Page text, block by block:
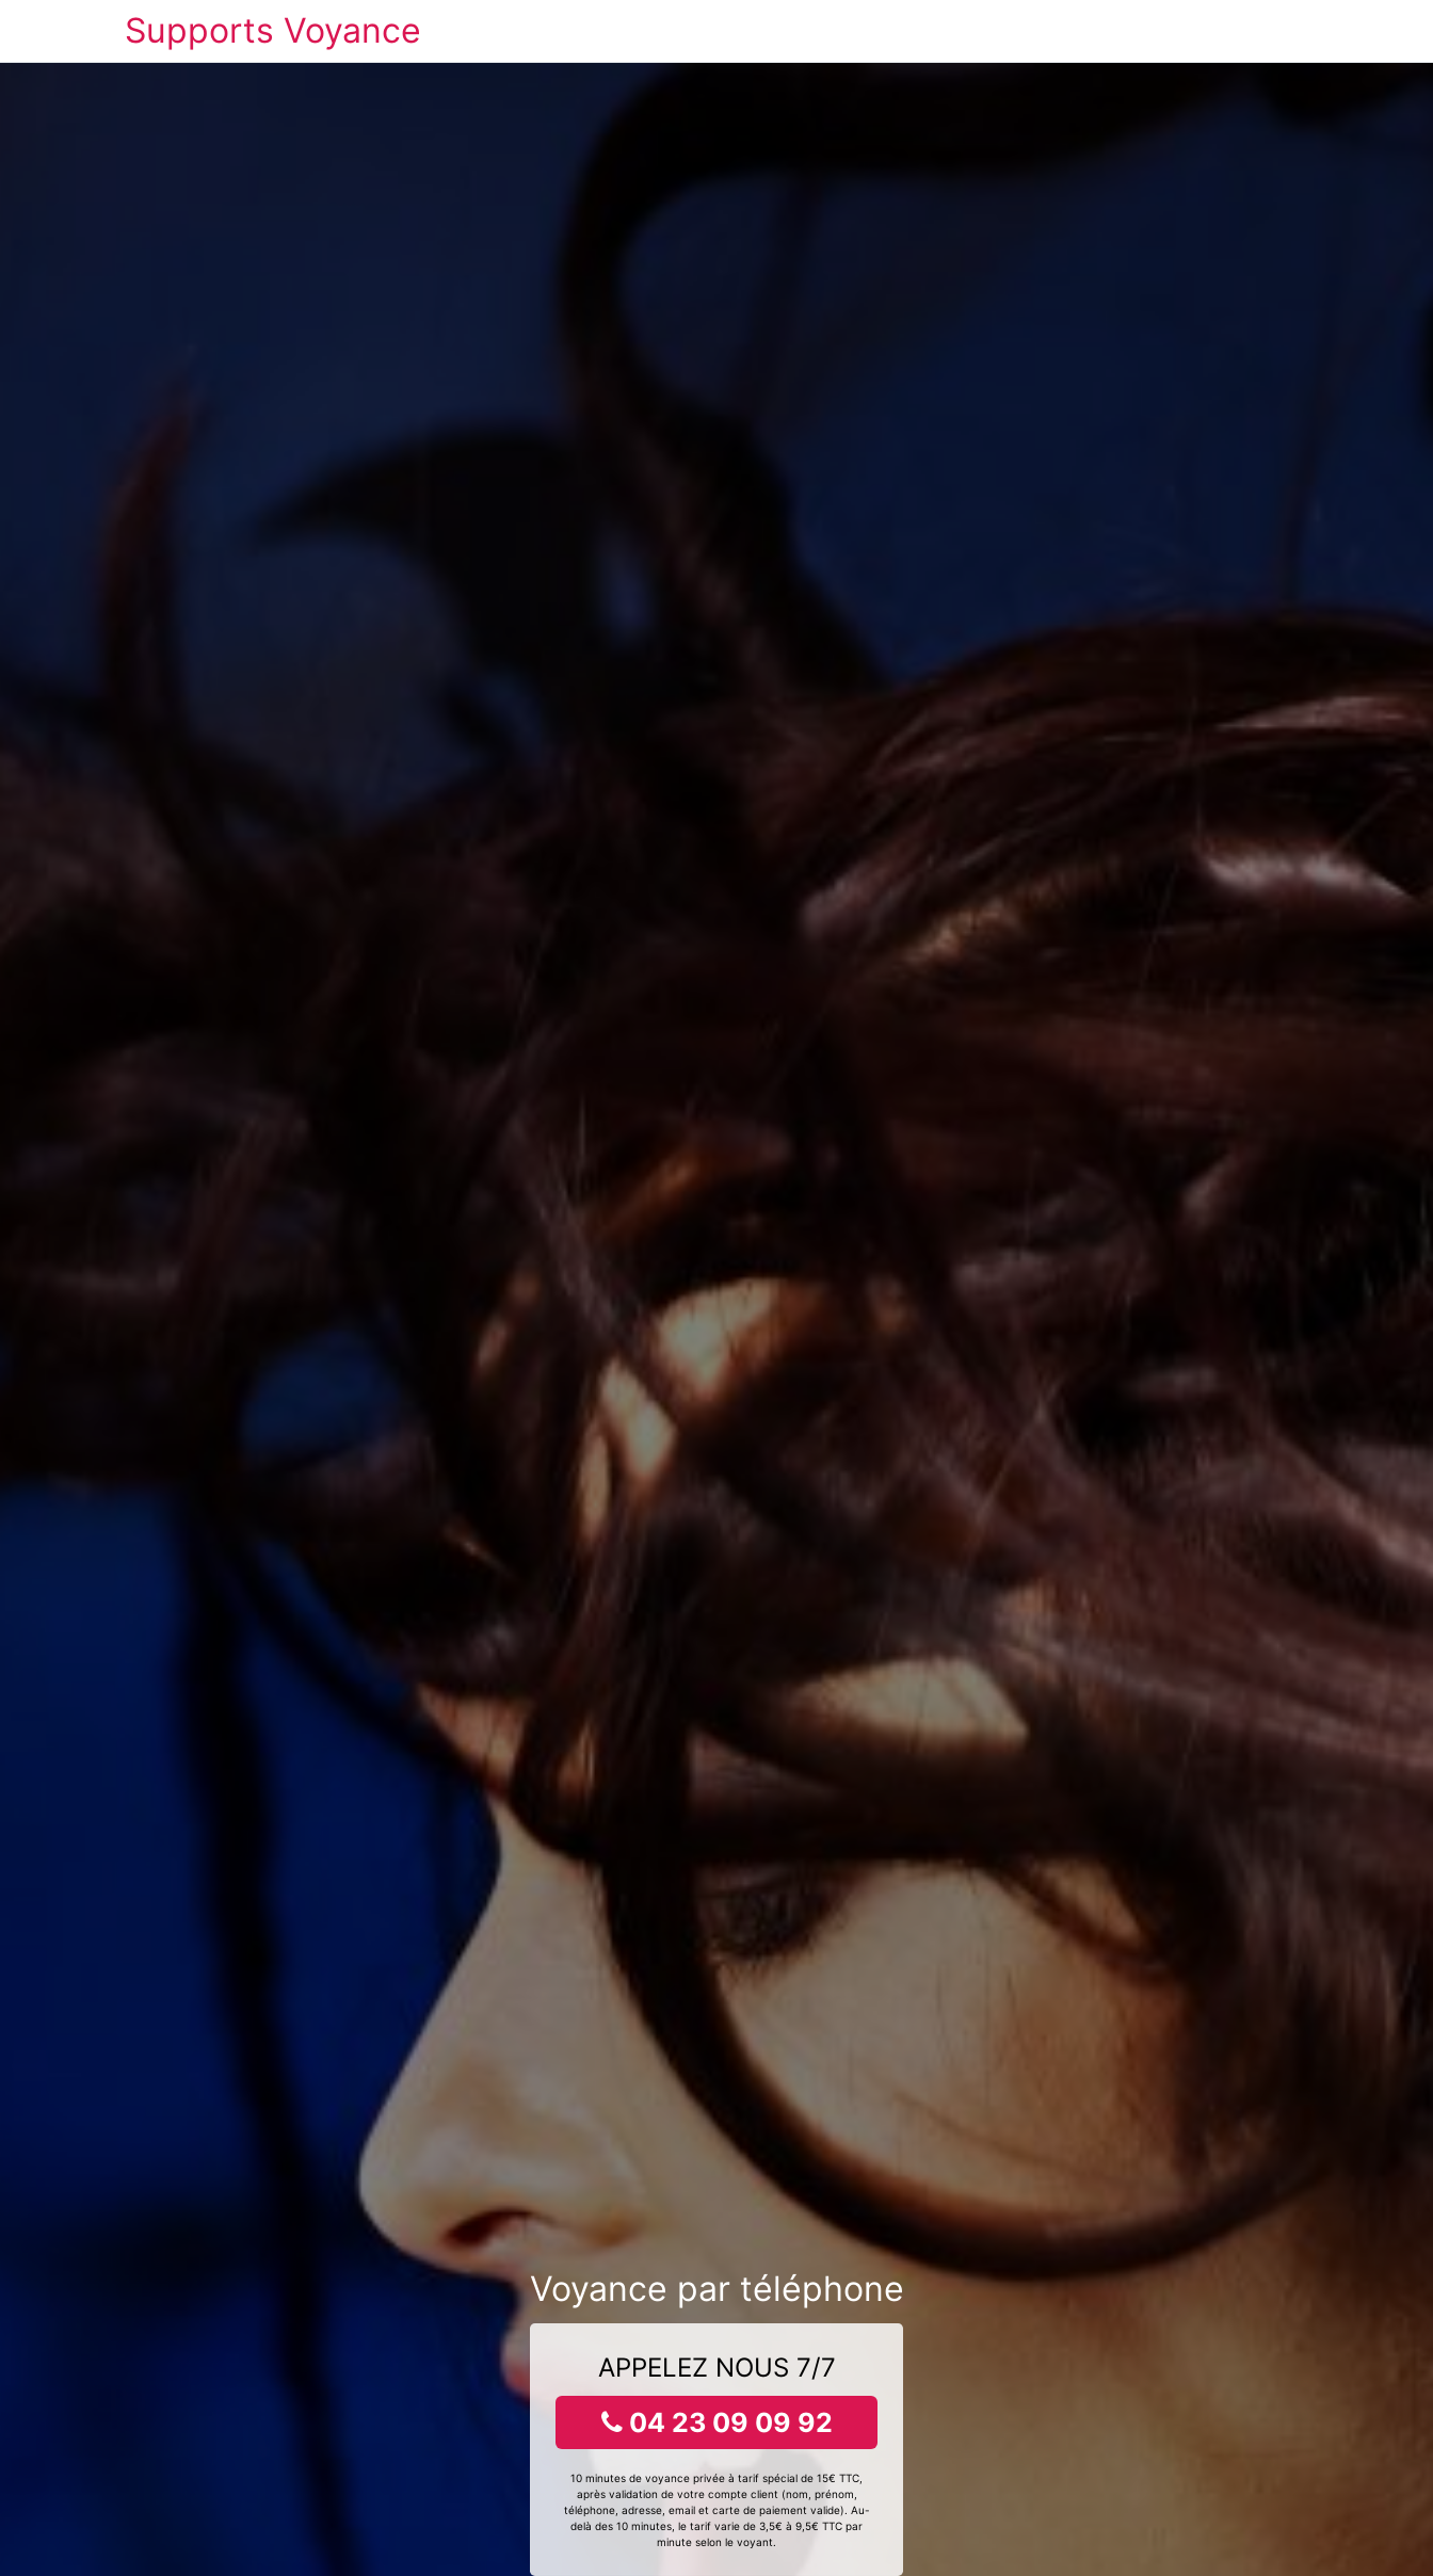
Supports Voyance
Voyance par téléphone
APPELEZ NOUS 7/7
04 23 09 09 92
10 minutes de voyance privée à tarif spécial de 15€ TTC,
après validation de votre compte client (nom, prénom,
téléphone, adresse, email et carte de paiement valide). Au-
delà des 10 minutes, le tarif varie de 3,5€ à 9,5€ TTC par
minute selon le voyant.